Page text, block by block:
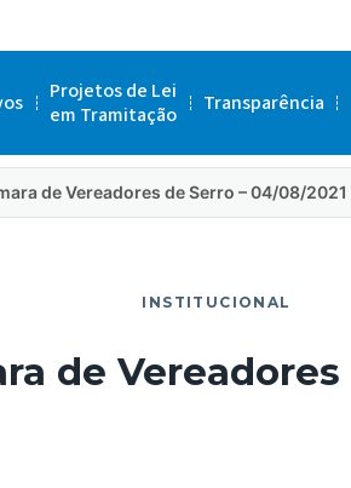
Projetos de Lei
em Tramitação
Transparência
de Vereadores de Serro – 04/08/2021
INSTITUCIONAL
de